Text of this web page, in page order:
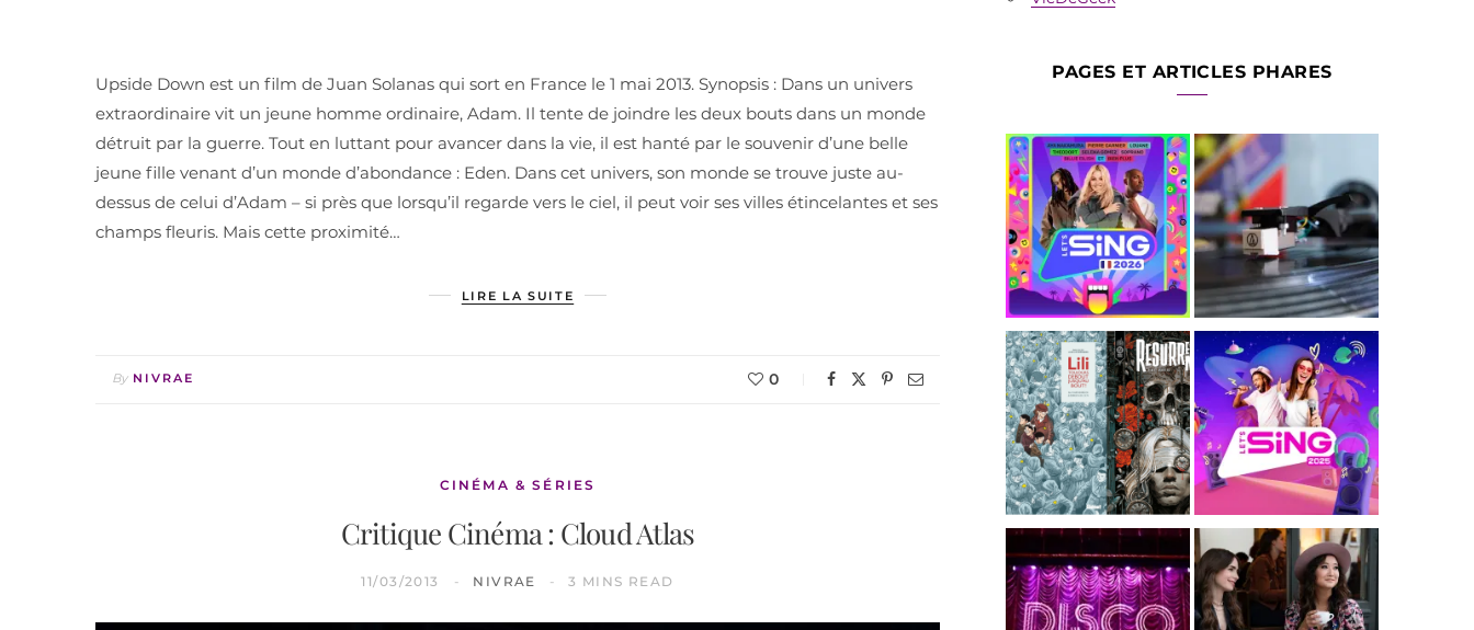
Upside Down est un film de Juan Solanas qui sort en France le 1 mai 2013. Synopsis : Dans un univers
extraordinaire vit un jeune homme ordinaire, Adam. Il tente de joindre les deux bouts dans un monde
détruit par la guerre. Tout en luttant pour avancer dans la vie, il est hanté par le souvenir d’une belle
jeune fille venant d’un monde d’abondance : Eden. Dans cet univers, son monde se trouve juste au-
dessus de celui d’Adam – si près que lorsqu’il regarde vers le ciel, il peut voir ses villes étincelantes et ses
champs fleuris. Mais cette proximité…
LIRE LA SUITE
By NIVRAE 0
CINÉMA & SÉRIES
Critique Cinéma : Cloud Atlas
11/03/2013 NIVRAE 3 MINS READ
PAGES ET ARTICLES PHARES